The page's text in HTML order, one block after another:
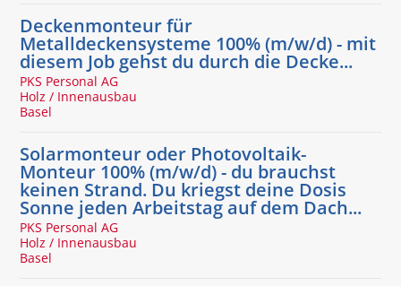
Deckenmonteur für
Metalldeckensysteme 100% (m/w/d) - mit
diesem Job gehst du durch die Decke...
PKS Personal AG
Holz / Innenausbau
Basel
Solarmonteur oder Photovoltaik-
Monteur 100% (m/w/d) - du brauchst
keinen Strand. Du kriegst deine Dosis
Sonne jeden Arbeitstag auf dem Dach...
PKS Personal AG
Holz / Innenausbau
Basel